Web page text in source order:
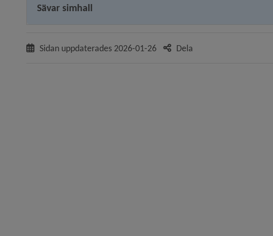
för Boka anläggning, lokal
för Avgifter
Sävar simhall
Sidan uppdaterades 2026-01-26 Dela